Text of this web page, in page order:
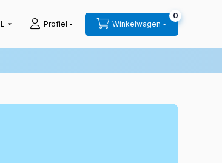
Profiel Winkelwagen
0